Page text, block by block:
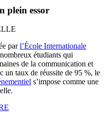
plein essor
parl’École Internationale
étudiants qui
de la communication et
un taux de réussite de 95 %, le
s’impose comme une